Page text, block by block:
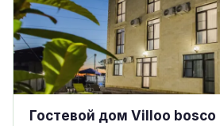
Гостевой дом Villoo bosco